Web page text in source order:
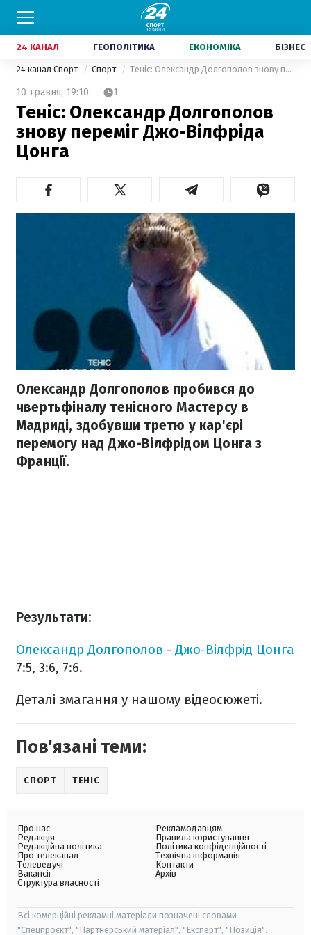
24 КАНАЛ ГЕОПОЛІТИКА ЕКОНОМІКА БІЗНЕС
24 канал Спорт Спорт Теніс: Олександр Долгополов знову переміг Джо-Вілфріда Цонга
10 травня, 19:10 1
Теніс: Олександр Долгополов
знову переміг Джо-Вілфріда
Цонга
Олександр Долгополов пробився до
чвертьфіналу тенісного Мастерсу в
Мадриді, здобувши третю у кар'єрі
перемогу над Джо-Вілфрідом Цонга з
Франції.
Результати:
Олександр Долгополов - Джо-Вілфрід Цонга
7:5, 3:6, 7:6.
Деталі змагання у нашому відеосюжеті.
Пов'язані теми:
СПОРТ ТЕНІС
Про нас
Редакція
Редакційна політика
Про телеканал
Телеведучі
Вакансії
Структура власності
Рекламодавцям
Правила користування
Політика конфіденційності
Технічна інформація
Контакти
Архів
Всі комерційні рекламні матеріали позначені словами
"Спецпроєкт", "Партнерський матеріал", "Експерт", "Позиція".